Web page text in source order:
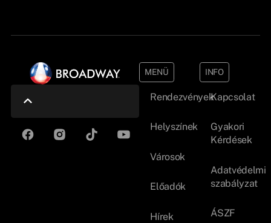
MENÜ
Rendezvények
Helyszínek
Városok
Előadók
Hírek
INFO
Kapcsolat
Gyakori
Kérdések
Adatvédelmi
szabályzat
ÁSZF